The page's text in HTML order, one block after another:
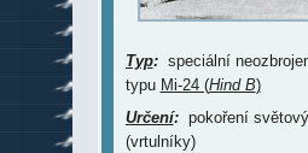
Typ:speciální
typu Mi-24 (Hind B)
Určení:pokoření
(vrtulníky)